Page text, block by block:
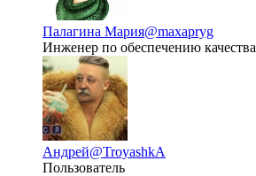
Палагина Мария@maxapryg
Инженер по обеспечению качества
Андрей@TroyashkA
Пользователь